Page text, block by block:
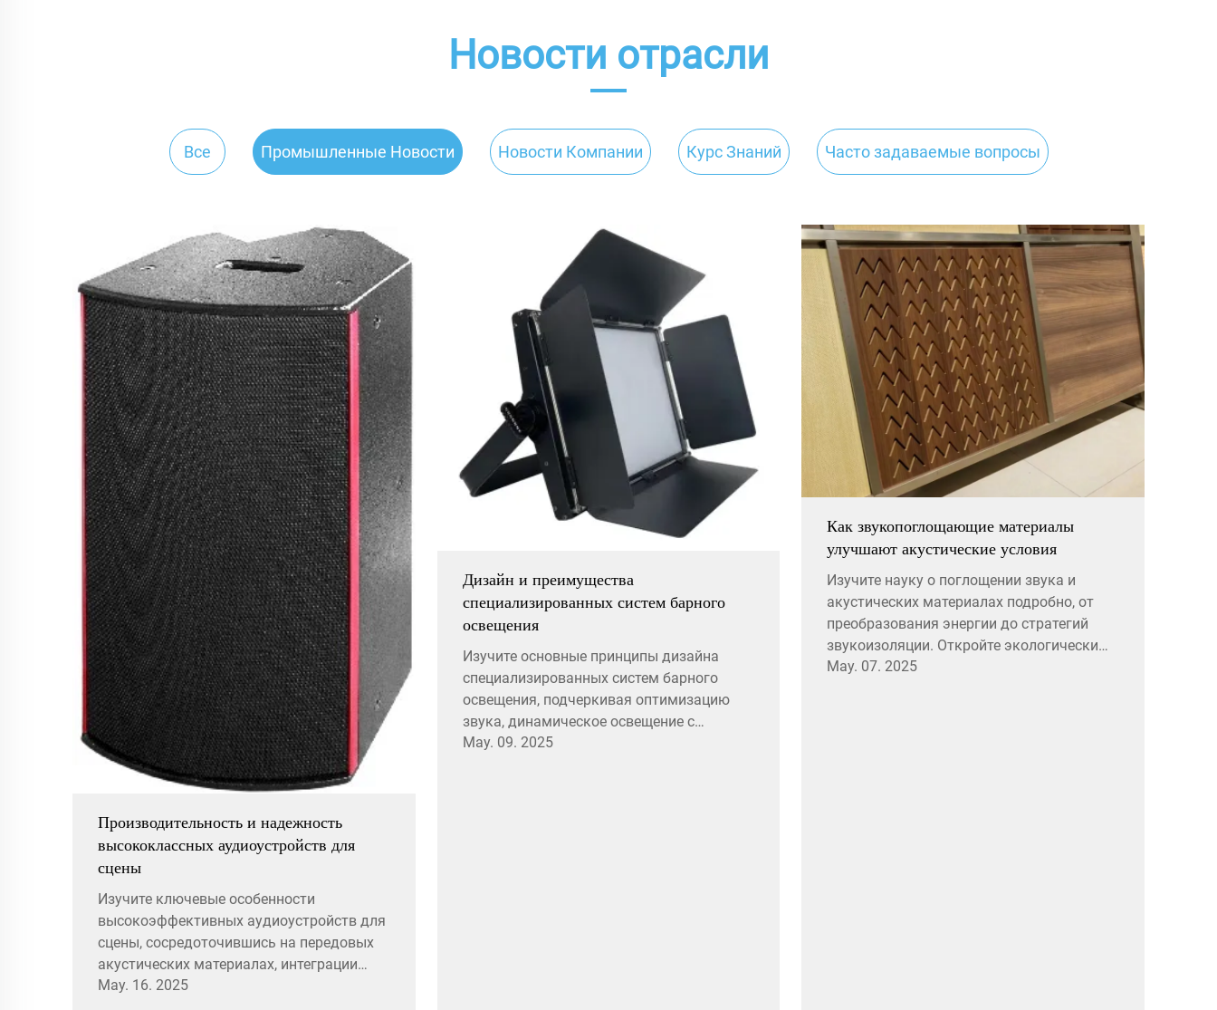
Новости отрасли
Все Промышленные Новости Новости Компании Курс Знаний Часто задаваемые вопросы
Производительность и надежность
высококлассных аудиоустройств для
сцены
Изучите ключевые особенности
высокоэффективных аудиоустройств для
сцены, сосредоточившись на передовых
акустических материалах, интеграции
сценического оборудования, инженерных
May. 16. 2025
Дизайн и преимущества
специализированных систем барного
освещения
Изучите основные принципы дизайна
специализированных систем барного
освещения, подчеркивая оптимизацию
звука, динамическое освещение с
использованием сценического
May. 09. 2025
Как звукопоглощающие материалы
улучшают акустические условия
Изучите науку о поглощении звука и
акустических материалах подробно, от
преобразования энергии до стратегий
звукоизоляции. Откройте экологически
чистые инновации и практические
May. 07. 2025